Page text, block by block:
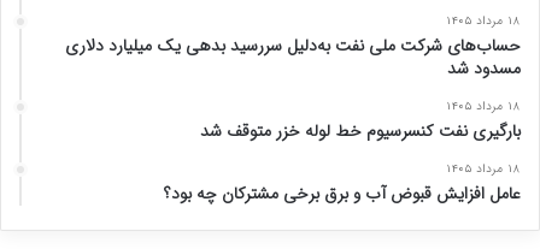
۱۸ مرداد ۱۴۰۵
حساب‌های شرکت ملی نفت به‌دلیل سررسید بدهی یک میلیارد دلاری
مسدود شد
۱۸ مرداد ۱۴۰۵
بارگیری نفت کنسرسیوم خط لوله خزر متوقف شد
۱۸ مرداد ۱۴۰۵
عامل افزایش قبوض آب و برق برخی مشترکان چه بود؟